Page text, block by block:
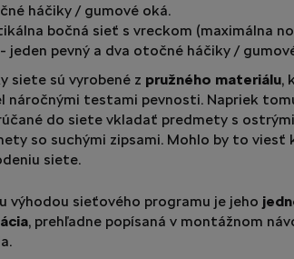
háčiky / gumové oká.
bočná sieť s vreckom (maximálna
jeden pevný a dva otočné háčiky /
siete sú vyrobené z pružného materiálu,
náročnými testami pevnosti. Napriek
do siete vkladať predmety s
so suchými zipsami. Mohlo by to viesť
siete.
výhodou sieťového programu je jeho
, prehľadne popísaná v montážnom